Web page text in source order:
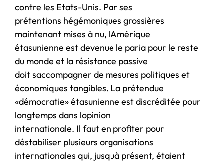
contre les Etats-Unis. Par ses
prétentions hégémoniques grossières
maintenant mises à nu, lAmérique
étasunienne est devenue le paria pour le reste
du monde et la résistance passive
doit saccompagner de mesures politiques et
économiques tangibles. La prétendue
«démocratie» étasunienne est discréditée pour
longtemps dans lopinion
internationale. Il faut en profiter pour
déstabiliser plusieurs organisations
internationales qui, jusquà présent, étaient